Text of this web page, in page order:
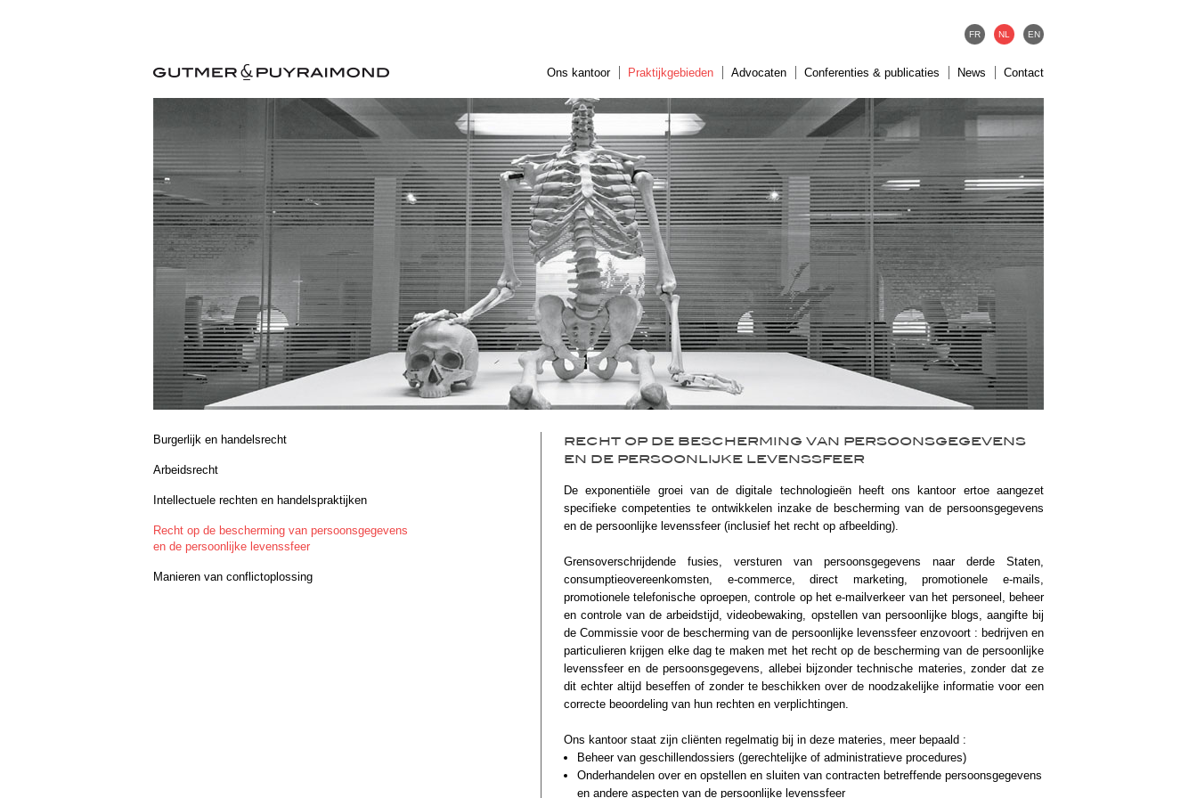
EN
NL
FR
Ons kantoor Praktijkgebieden Advocaten Conferenties & publicaties News Contact
RECHT OP DE BESCHERMING VAN PERSOONSGEGEVENS
EN DE PERSOONLIJKE LEVENSSFEER
De exponentiële groei van de digitale technologieën heeft ons kantoor ertoe aangezet
specifieke competenties te ontwikkelen inzake de bescherming van de persoonsgegevens
en de persoonlijke levenssfeer (inclusief het recht op afbeelding).
Grensoverschrijdende fusies, versturen van persoonsgegevens naar derde Staten,
consumptieovereenkomsten, e-commerce, direct marketing, promotionele e-mails,
promotionele telefonische oproepen, controle op het e-mailverkeer van het personeel, beheer
en controle van de arbeidstijd, videobewaking, opstellen van persoonlijke blogs, aangifte bij
de Commissie voor de bescherming van de persoonlijke levenssfeer enzovoort : bedrijven en
particulieren krijgen elke dag te maken met het recht op de bescherming van de persoonlijke
levenssfeer en de persoonsgegevens, allebei bijzonder technische materies, zonder dat ze
dit echter altijd beseffen of zonder te beschikken over de noodzakelijke informatie voor een
correcte beoordeling van hun rechten en verplichtingen.
Ons kantoor staat zijn cliënten regelmatig bij in deze materies, meer bepaald :
Beheer van geschillendossiers (gerechtelijke of administratieve procedures)
Onderhandelen over en opstellen en sluiten van contracten betreffende persoonsgegevens
en andere aspecten van de persoonlijke levenssfeer
Burgerlijk en handelsrecht
Arbeidsrecht
Intellectuele rechten en handelspraktijken
Recht op de bescherming van persoonsgegevens
en de persoonlijke levenssfeer
Manieren van conflictoplossing